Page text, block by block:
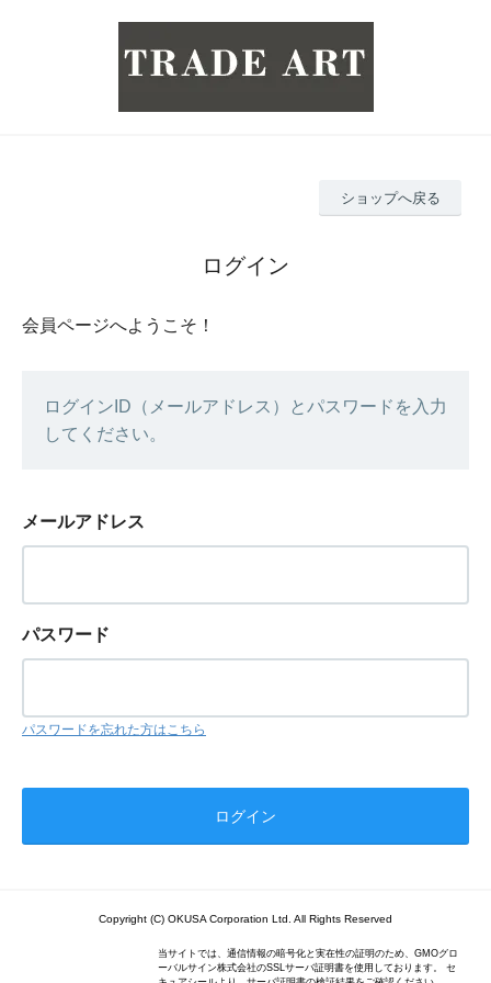
ショップへ戻る
ログイン
会員ページへようこそ！
ログインID（メールアドレス）とパスワードを入力
してください。
メールアドレス
パスワード
パスワードを忘れた方はこちら
Copyright (C) OKUSA Corporation Ltd. All Rights Reserved
当サイトでは、通信情報の暗号化と実在性の証明のため、GMOグロ
ーバルサイン株式会社のSSLサーバ証明書を使用しております。 セ